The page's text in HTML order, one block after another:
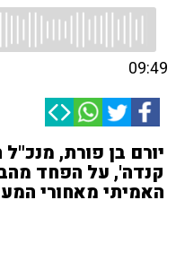
09:49
יורם בן פורת,
קנדה', על הפחד
האמיתי מאחורי